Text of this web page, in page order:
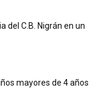
del C.B. Nigrán en un
mayores de 4 años